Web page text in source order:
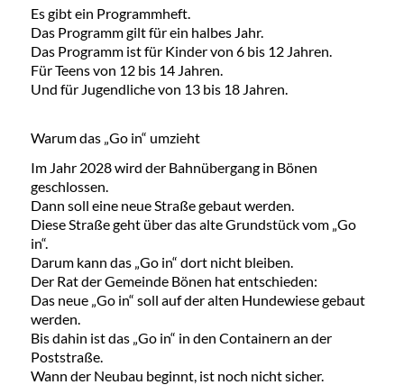
Es gibt ein Programmheft.
Das Programm gilt für ein halbes Jahr.
Das Programm ist für Kinder von 6 bis 12 Jahren.
Für Teens von 12 bis 14 Jahren.
Und für Jugendliche von 13 bis 18 Jahren.
Warum das „Go in“ umzieht
Im Jahr 2028 wird der Bahnübergang in Bönen
geschlossen.
Dann soll eine neue Straße gebaut werden.
Diese Straße geht über das alte Grundstück vom „Go
in“.
Darum kann das „Go in“ dort nicht bleiben.
Der Rat der Gemeinde Bönen hat entschieden:
Das neue „Go in“ soll auf der alten Hundewiese gebaut
werden.
Bis dahin ist das „Go in“ in den Containern an der
Poststraße.
Wann der Neubau beginnt, ist noch nicht sicher.